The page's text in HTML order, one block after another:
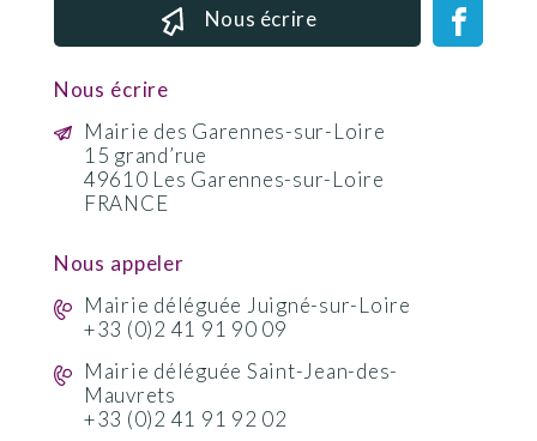
Nous écrire
Nous écrire
Mairie des Garennes-sur-Loire
15 grand’rue
49610 Les Garennes-sur-Loire
FRANCE
Nous appeler
Mairie déléguée Juigné-sur-Loire
+33 (0)2 41 91 90 09
Mairie déléguée Saint-Jean-des-
Mauvrets
+33 (0)2 41 91 92 02